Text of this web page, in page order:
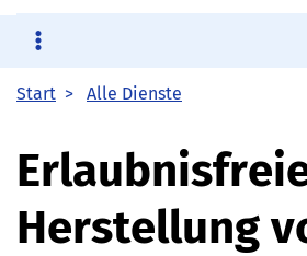
Start Alle Dienste
Herstellung